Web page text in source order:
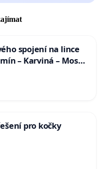
spojení na lince
– Karviná – Mosty
pro kočky